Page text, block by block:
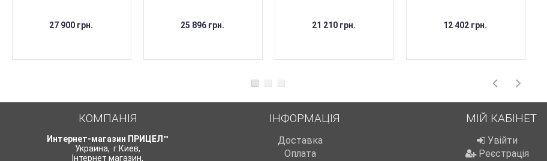
27 900 грн. 25 896 грн. 21 210 грн. 12 402 грн.
КОМПАНІЯ
Интернет-магазин ПРИЦЕЛ™
Украина, г.Киев,
Інтернет магазин,
ІНФОРМАЦІЯ
Доставка
Оплата
МІЙ КАБІНЕТ
Увійти
Реєстрація